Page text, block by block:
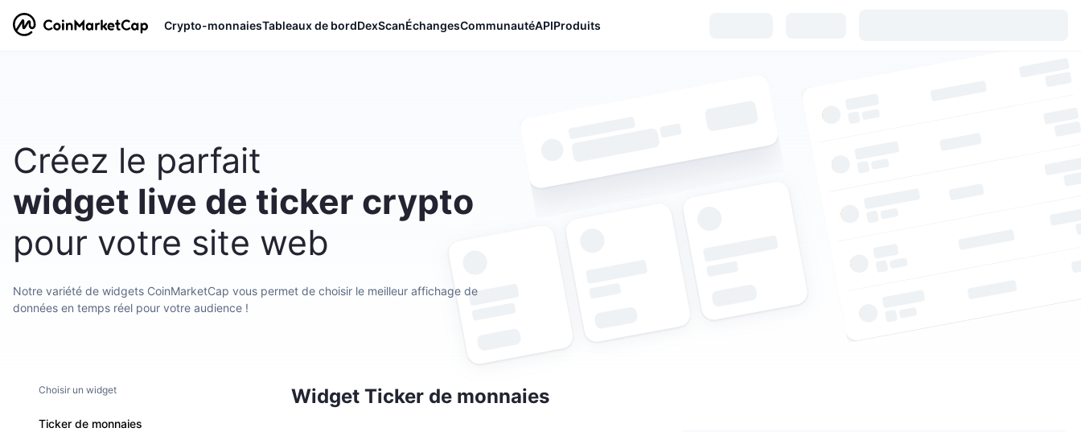
Crypto-monnaiesTableaux de bordDexScanÉchangesCommunautéAPIProduits
Créez le parfait
widget live de ticker crypto
pour votre site web
Notre variété de widgets CoinMarketCap vous permet de choisir le meilleur affichage de
données en temps réel pour votre audience !
Choisir un widget
Ticker de monnaies
Widget Ticker de monnaies